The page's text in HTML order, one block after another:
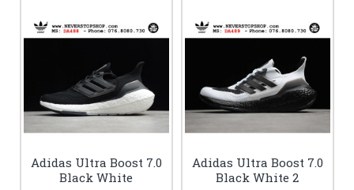
Adidas Ultra Boost 7.0
Black White
Adidas Ultra Boost 7.0
Black White 2